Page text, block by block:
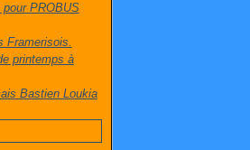
pour PROBUS
Framerisois.
printemps à
Bastien Loukia